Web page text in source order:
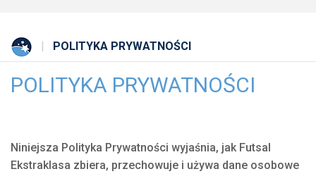
POLITYKA PRYWATNOŚCI
POLITYKA PRYWATNOŚCI
Niniejsza Polityka Prywatności wyjaśnia, jak Futsal
Ekstraklasa zbiera, przechowuje i używa dane osobowe